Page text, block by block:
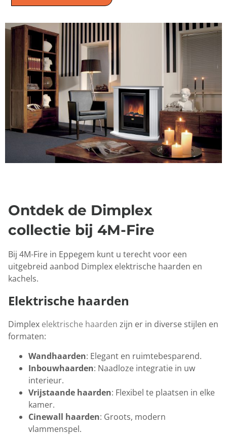
Ontdek de Dimplex
collectie bij 4M-Fire
Bij 4M-Fire in Eppegem kunt u terecht voor een
uitgebreid aanbod Dimplex elektrische haarden en
kachels.
Elektrische haarden
Dimplex elektrische haarden zijn er in diverse stijlen en
formaten:
Wandhaarden: Elegant en ruimtebesparend.
Inbouwhaarden: Naadloze integratie in uw
interieur.
Vrijstaande haarden: Flexibel te plaatsen in elke
kamer.
Cinewall haarden: Groots, modern
vlammenspel.